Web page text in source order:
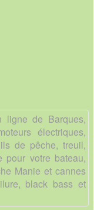
ligne de Barques,
électriques,
de pêche, treuil,
pour votre bateau,
Manie et cannes
black bass et